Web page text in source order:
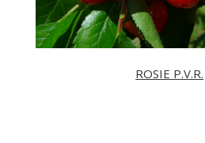
ROSIE P.V.R.